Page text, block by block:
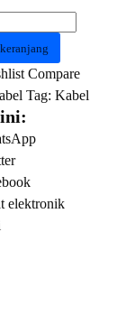
Compare
Tag:Kabel
elektronik